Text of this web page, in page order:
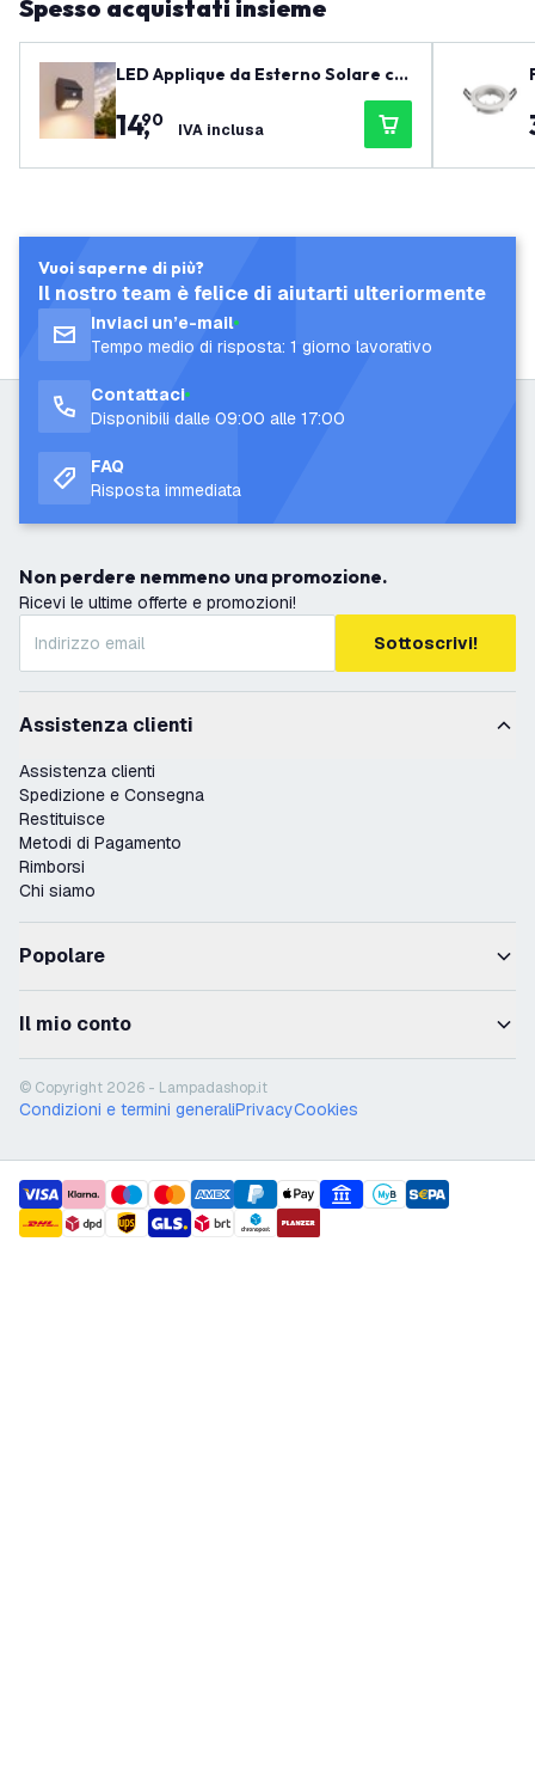
Spesso acquistati insieme
LED Applique da Esterno Solare co
n Sensore - Orientabile - Nero - 27
00K/4000K/6500K - IP65
14,
90 IVA inclusa
Vuoi saperne di più?
Il nostro team è felice di aiutarti ulteriormente
Inviaci un’e-mail
Tempo medio di risposta: 1 giorno lavorativo
Contattaci
Disponibili dalle 09:00 alle 17:00
FAQ
Risposta immediata
Non perdere nemmeno una promozione.
Ricevi le ultime offerte e promozioni!
Sottoscrivi!
Assistenza clienti
Assistenza clienti
Spedizione e Consegna
Restituisce
Metodi di Pagamento
Rimborsi
Chi siamo
Popolare
Il mio conto
© Copyright 2026 - Lampadashop.it
Condizioni e termini generaliPrivacyCookies
payment methods
shipment methods